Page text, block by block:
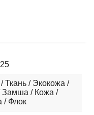
Ткань / Экокожа /
Замша / Кожа /
/ Флок